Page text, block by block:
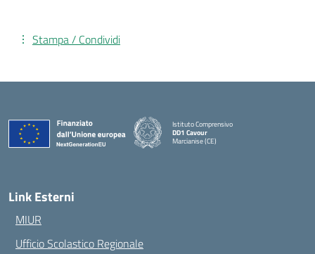
Stampa / Condividi
Istituto Comprensivo
DD1 Cavour
Marcianise (CE)
Link Esterni
MIUR
Ufficio Scolastico Regionale